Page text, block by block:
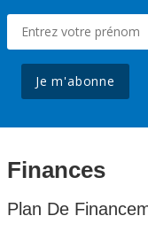
Je m'abonne
Finances
Plan De